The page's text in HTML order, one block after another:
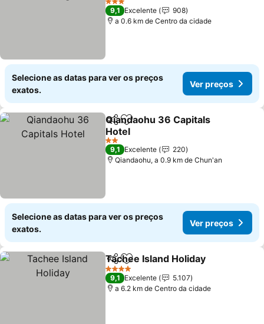
3 Estrelas
9,1 Excelente
908
a 0.6 km de Centro da cidade
Selecione as datas para ver os preços
exatos.
Ver preços
PartilharAdicionar aos favoritos
Qiandaohu 36 Capitals
Hotel
2 Estrelas
9,1 Excelente
220
Qiandaohu, a 0.9 km de Chun'an
Selecione as datas para ver os preços
exatos.
Ver preços
PartilharAdicionar aos favoritos
Tachee Island Holiday
4 Estrelas
9,1 Excelente
5.107
a 6.2 km de Centro da cidade